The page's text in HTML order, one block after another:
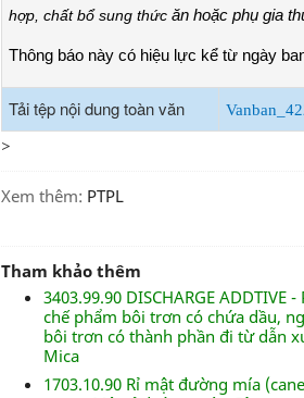
hợp, chất bổ sung thức ăn hoặc phụ gia
Thông báo này có hiệu lực kể từ ngày
Tải tệp nội dung toàn văn
>
Xem thêm: PTPL
Tham khảo thêm
3403.99.90 DISCHARGE
chế phẩm bôi trơn có chứa dầu,
bôi trơn có thành phần đi từ dẫn
Mica
1703.10.90 Rỉ mật đường mía